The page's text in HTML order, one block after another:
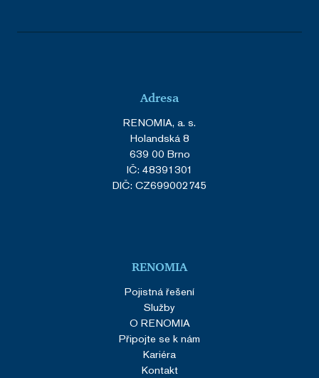
Adresa
RENOMIA, a. s.
Holandská 8
639 00 Brno
IČ: 48391301
DIČ: CZ699002745
RENOMIA
Pojistná řešení
Služby
O RENOMIA
Připojte se k nám
Kariéra
Kontakt